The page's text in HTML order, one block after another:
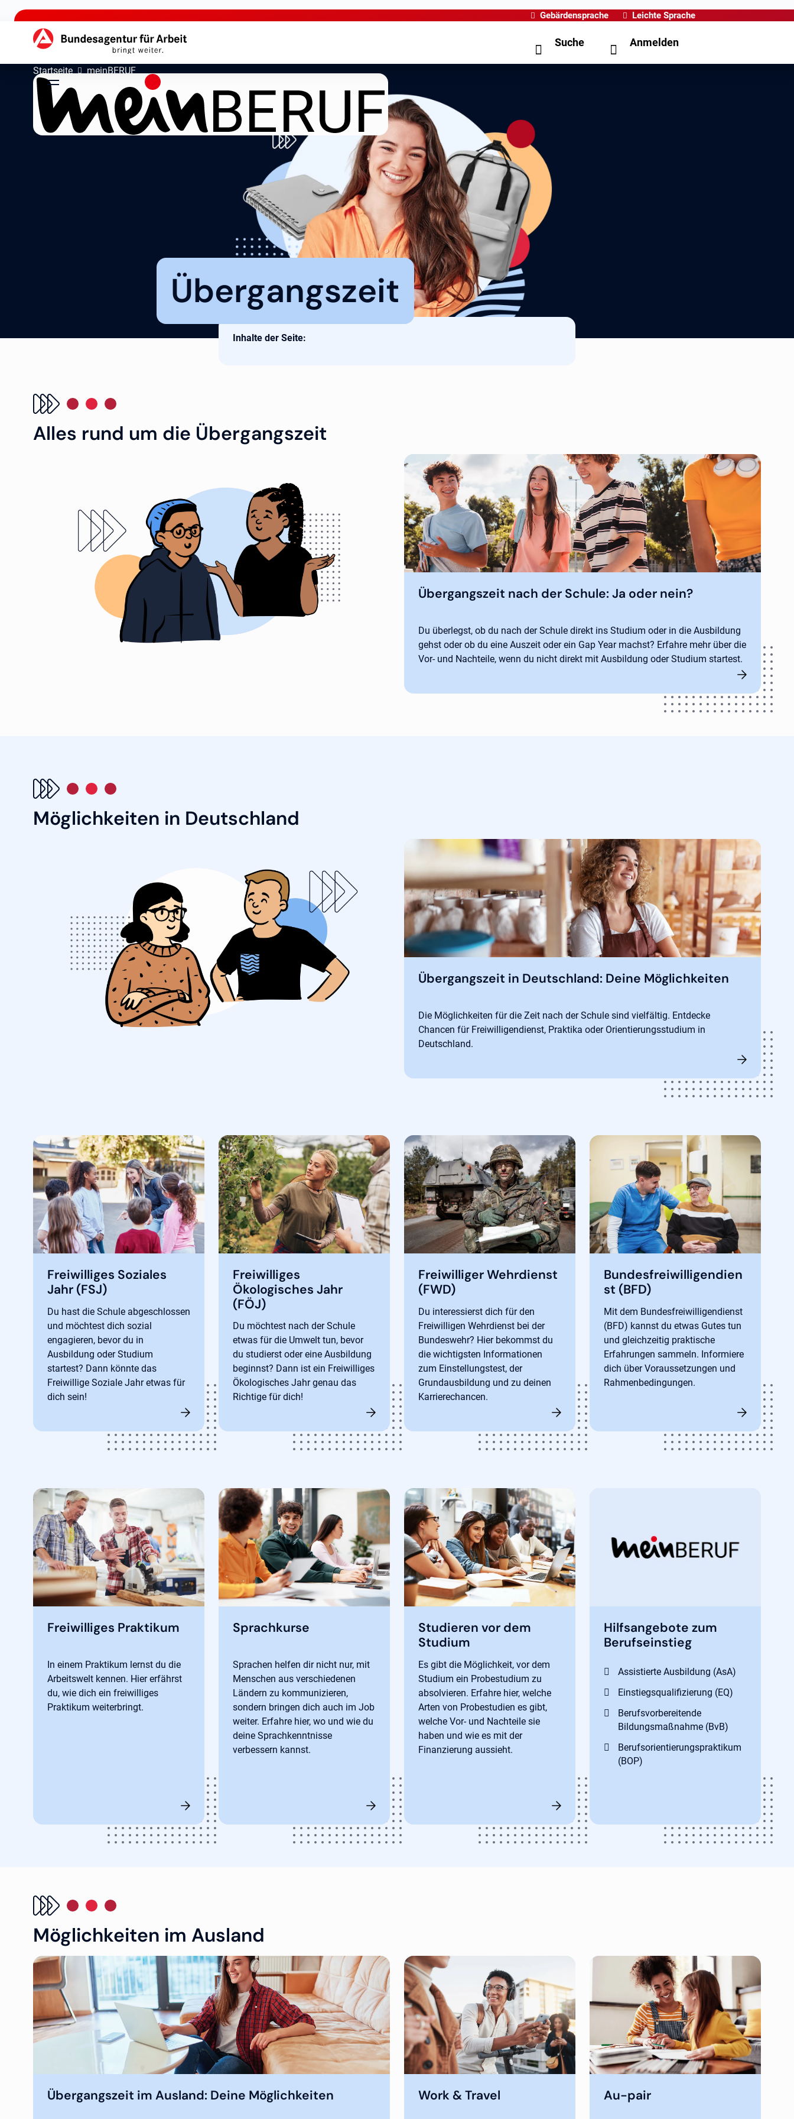
zu den Hauptinhalten springen
Gebärdensprache Leichte Sprache
Hauptnavigation Suche Anmelden
Startseite meinBERUF
Übergangszeit
Inhalte der Seite:
Alles rund um die Übergangszeit
Übergangszeit nach der Schule: Ja oder nein?
Du überlegst, ob du nach der Schule direkt ins Studium oder in die Ausbildung
gehst oder ob du eine Auszeit oder ein Gap Year machst? Erfahre mehr über die
Vor- und Nachteile, wenn du nicht direkt mit Ausbildung oder Studium startest.
Möglichkeiten in Deutschland
Übergangszeit in Deutschland: Deine Möglichkeiten
Die Möglichkeiten für die Zeit nach der Schule sind vielfältig. Entdecke
Chancen für Freiwilligendienst, Praktika oder Orientierungsstudium in
Deutschland.
Freiwilliges Soziales
Jahr (FSJ)
Du hast die Schule abgeschlossen
und möchtest dich sozial
engagieren, bevor du in
Ausbildung oder Studium
startest? Dann könnte das
Freiwillige Soziale Jahr etwas für
dich sein!
Freiwilliges
Ökologisches Jahr
(FÖJ)
Du möchtest nach der Schule
etwas für die Umwelt tun, bevor
du studierst oder eine Ausbildung
beginnst? Dann ist ein Freiwilliges
Ökologisches Jahr genau das
Richtige für dich!
Freiwilliger Wehrdienst
(FWD)
Du interessierst dich für den
Freiwilligen Wehrdienst bei der
Bundeswehr? Hier bekommst du
die wichtigsten Informationen
zum Einstellungstest, der
Grundausbildung und zu deinen
Karrierechancen.
Bundesfreiwilligendien
st (BFD)
Mit dem Bundesfreiwilligendienst
(BFD) kannst du etwas Gutes tun
und gleichzeitig praktische
Erfahrungen sammeln. Informiere
dich über Voraussetzungen und
Rahmenbedingungen.
Freiwilliges Praktikum
In einem Praktikum lernst du die
Arbeitswelt kennen. Hier erfährst
du, wie dich ein freiwilliges
Praktikum weiterbringt.
Sprachkurse
Sprachen helfen dir nicht nur, mit
Menschen aus verschiedenen
Ländern zu kommunizieren,
sondern bringen dich auch im Job
weiter. Erfahre hier, wo und wie du
deine Sprachkenntnisse
verbessern kannst.
Studieren vor dem
Studium
Es gibt die Möglichkeit, vor dem
Studium ein Probestudium zu
absolvieren. Erfahre hier, welche
Arten von Probestudien es gibt,
welche Vor- und Nachteile sie
haben und wie es mit der
Finanzierung aussieht.
Hilfsangebote zum
Berufseinstieg
Assistierte Ausbildung (AsA)
Einstiegsqualifizierung (EQ)
Berufsvorbereitende
Bildungsmaßnahme (BvB)
Berufsorientierungspraktikum
(BOP)
Möglichkeiten im Ausland
Übergangszeit im Ausland: Deine Möglichkeiten Work & Travel Au-pair